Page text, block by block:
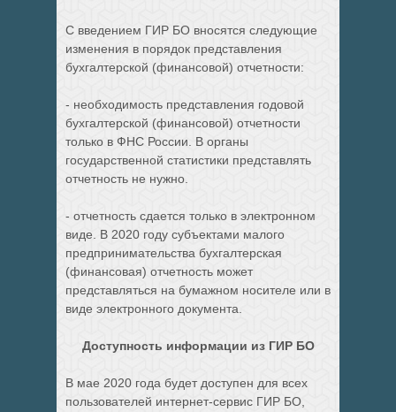
С введением ГИР БО вносятся следующие
изменения в порядок представления
бухгалтерской (финансовой) отчетности:
- необходимость представления годовой
бухгалтерской (финансовой) отчетности
только в ФНС России. В органы
государственной статистики представлять
отчетность не нужно.
- отчетность сдается только в электронном
виде. В 2020 году субъектами малого
предпринимательства бухгалтерская
(финансовая) отчетность может
представляться на бумажном носителе или в
виде электронного документа.
Доступность информации из ГИР БО
В мае 2020 года будет доступен для всех
пользователей интернет-сервис ГИР БО,